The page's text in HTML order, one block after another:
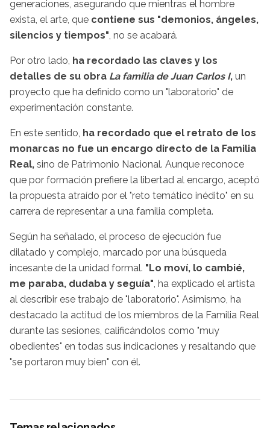
generaciones, asegurando que mientras el hombre
exista, el arte, que contiene sus "demonios, ángeles,
silencios y tiempos", no se acabará.
Por otro lado, ha recordado las claves y los
detalles de su obra La familia de Juan Carlos I, un
proyecto que ha definido como un "laboratorio" de
experimentación constante.
En este sentido, ha recordado que el retrato de los
monarcas no fue un encargo directo de la Familia
Real, sino de Patrimonio Nacional. Aunque reconoce
que por formación prefiere la libertad al encargo, aceptó
la propuesta atraído por el "reto temático inédito" en su
carrera de representar a una familia completa.
Según ha señalado, el proceso de ejecución fue
dilatado y complejo, marcado por una búsqueda
incesante de la unidad formal. "Lo moví, lo cambié,
me paraba, dudaba y seguía", ha explicado el artista
al describir ese trabajo de "laboratorio". Asimismo, ha
destacado la actitud de los miembros de la Familia Real
durante las sesiones, calificándolos como "muy
obedientes" en todas sus indicaciones y resaltando que
"se portaron muy bien" con él.